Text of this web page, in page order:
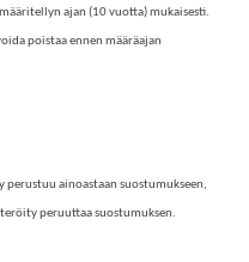
ajan (10 vuotta) mukaisesti.
poistaa ennen määräajan
ainoastaan suostumukseen,
peruuttaa suostumuksen.